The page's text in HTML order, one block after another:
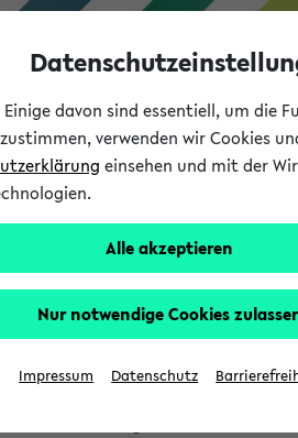
in der
davon sind essentiell, um
verwenden wir Cookies
einsehen und mit der
Alle akzeptieren
Nur notwendige Cookies
Impressum Datenschutz